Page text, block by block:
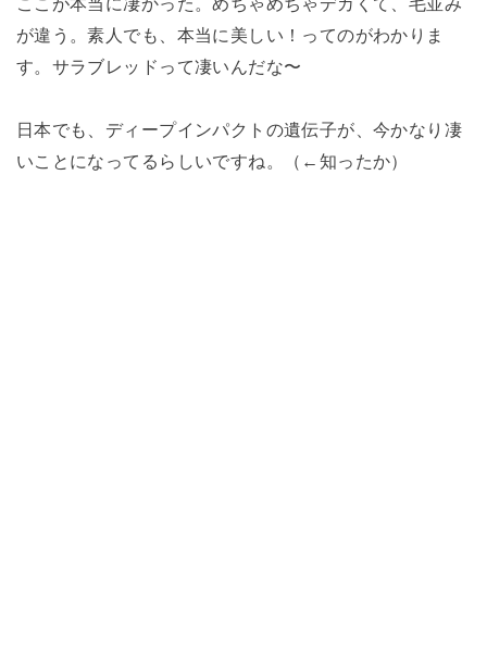
が違う。素人でも、本当に美しい！ってのがわかりま
す。サラブレッドって凄いんだな〜
日本でも、ディープインパクトの遺伝子が、今かなり凄
いことになってるらしいですね。（←知ったか）